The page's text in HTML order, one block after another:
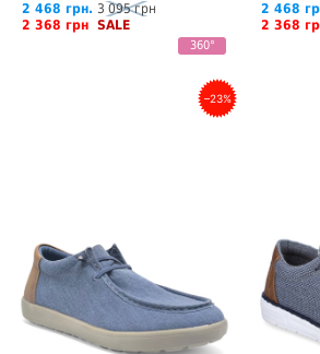
2 468 грн. 3 095 грн
2 368 грн SALE
360°
2 468
2 368
–23%